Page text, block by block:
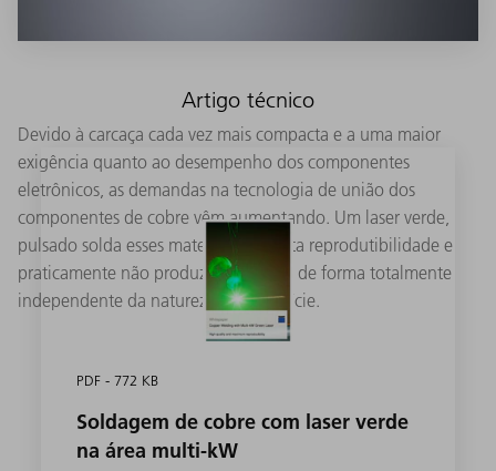
Devido à carcaça cada vez mais compacta e a uma maior
exigência quanto ao desempenho dos componentes
eletrônicos, as demandas na tecnologia de união dos
componentes de cobre vêm aumentando. Um laser verde,
pulsado solda esses materiais com alta reprodutibilidade e
praticamente não produz respingos - de forma totalmente
independente da natureza da superfície.
Artigo técnico
PDF - 772 KB
Soldagem de cobre com laser verde
na área multi-kW